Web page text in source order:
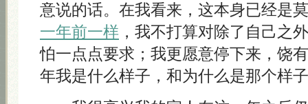
意说的话。在我看来，这本身已经是
一年前一样 ，我不打算对除了自己之
怕一点点要求；我更愿意停下来，饶
年我是什么样子，和为什么是那个样